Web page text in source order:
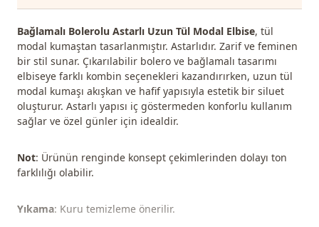
Bağlamalı Bolerolu Astarlı Uzun Tül Modal Elbise, tül
modal kumaştan tasarlanmıştır. Astarlıdır. Zarif ve feminen
bir stil sunar. Çıkarılabilir bolero ve bağlamalı tasarımı
elbiseye farklı kombin seçenekleri kazandırırken, uzun tül
modal kumaşı akışkan ve hafif yapısıyla estetik bir siluet
oluşturur. Astarlı yapısı iç göstermeden konforlu kullanım
sağlar ve özel günler için idealdir.
Not: Ürünün renginde konsept çekimlerinden dolayı ton
farklılığı olabilir.
Yıkama: Kuru temizleme önerilir.